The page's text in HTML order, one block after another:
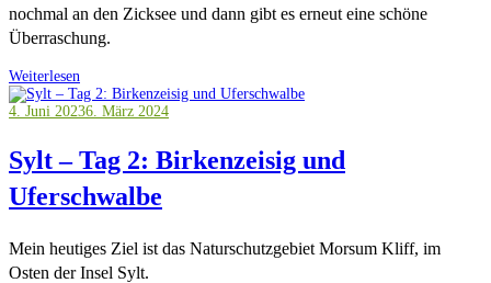
nochmal an den Zicksee und dann gibt es erneut eine schöne
Überraschung.
Weiterlesen
4. Juni 20236. März 2024
Sylt – Tag 2: Birkenzeisig und
Uferschwalbe
Mein heutiges Ziel ist das Naturschutzgebiet Morsum Kliff, im
Osten der Insel Sylt.